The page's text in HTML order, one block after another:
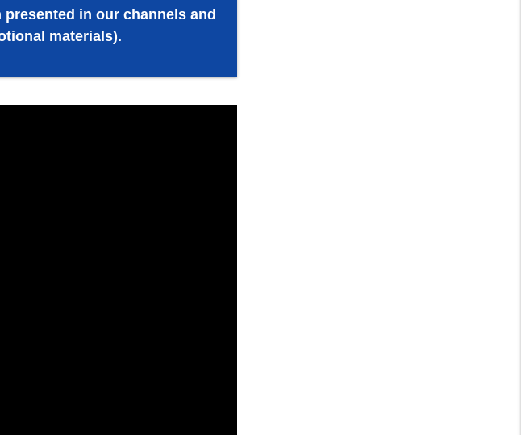
in our channels and
materials).